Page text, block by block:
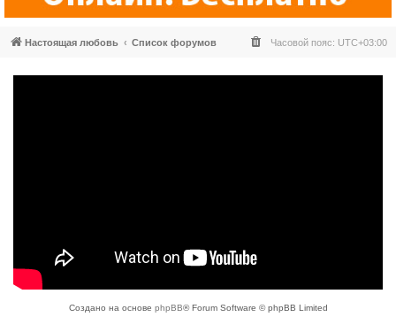
Настоящая любовь Список форумов Часовой пояс: UTC+03:00
Создано на основе phpBB® Forum Software © phpBB Limited